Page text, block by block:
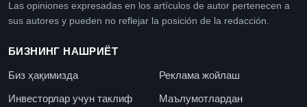
Las opiniones expresadas en los artículos de autor pertenecen a
sus autores y pueden no reflejar la posición de la redacción.
БИЗНИНГ НАШРИЁТ
Биз ҳақимизда
Реклама жойлаш
Инвесторлар учун таклиф
Маълумотлардан